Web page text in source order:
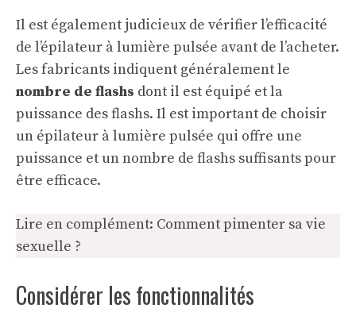
Il est également judicieux de vérifier l’efficacité
de l’épilateur à lumière pulsée avant de l’acheter.
Les fabricants indiquent généralement le
nombre de flashs dont il est équipé et la
puissance des flashs. Il est important de choisir
un épilateur à lumière pulsée qui offre une
puissance et un nombre de flashs suffisants pour
être efficace.
Lire en complément: Comment pimenter sa vie
sexuelle ?
Considérer les fonctionnalités